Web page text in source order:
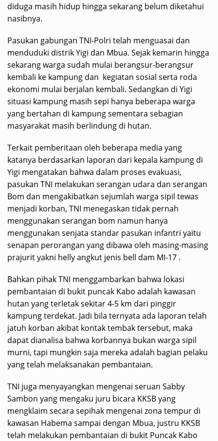
diduga masih hidup hingga sekarang belum diketahui
nasibnya.
Pasukan gabungan TNI-Polri telah menguasai dan
menduduki distrik Yigi dan Mbua. Sejak kemarin hingga
sekarang warga sudah mulai berangsur-berangsur
kembali ke kampung dan kegiatan sosial serta roda
ekonomi mulai berjalan kembali. Sedangkan di Yigi
situasi kampung masih sepi hanya beberapa warga
yang bertahan di kampung sementara sebagian
masyarakat masih berlindung di hutan.
Terkait pemberitaan oleh beberapa media yang
katanya berdasarkan laporan dari kepala kampung di
Yigi mengatakan bahwa dalam proses evakuasi,
pasukan TNI melakukan serangan udara dan serangan
Bom dan mengakibatkan sejumlah warga sipil tewas
menjadi korban, TNI menegaskan tidak pernah
menggunakan serangan bom namun hanya
menggunakan senjata standar pasukan infantri yaitu
senapan perorangan yang dibawa oleh masing-masing
prajurit yakni helly angkut jenis bell dam MI-17 .
Bahkan pihak TNI menggambarkan bahwa lokasi
pembantaian di bukit puncak Kabo adalah kawasan
hutan yang terletak sekitar 4-5 km dari pinggir
kampung terdekat. Jadi bila ternyata ada laporan telah
jatuh korban akibat kontak tembak tersebut, maka
dapat dianalisa bahwa korbannya bukan warga sipil
murni, tapi mungkin saja mereka adalah bagian pelaku
yang telah melaksanakan pembantaian.
TNI juga menyayangkan mengenai seruan Sabby
Sambon yang mengaku juru bicara KKSB yang
mengklaim secara sepihak mengenai zona tempur di
kawasan Habema sampai dengan Mbua, justru KKSB
telah melakukan pembantaian di bukit Puncak Kabo